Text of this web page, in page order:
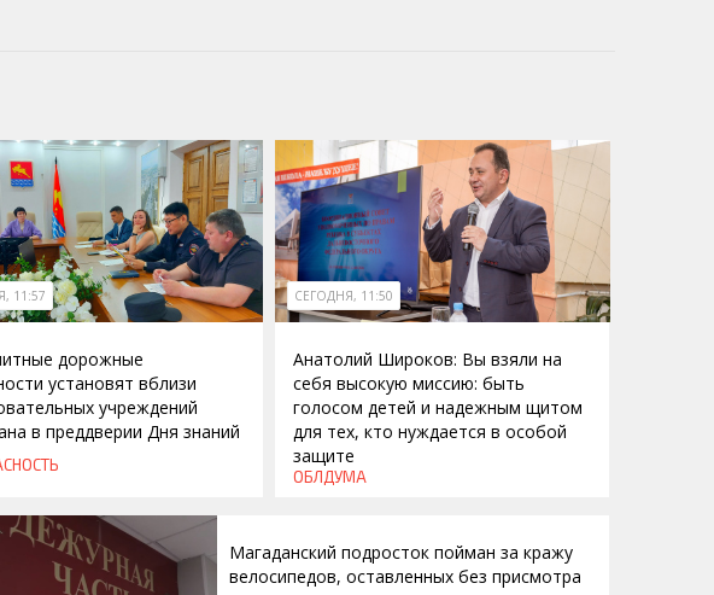
11:57
дорожные
установят вблизи
учреждений
в преддверии Дня знаний
СЕГОДНЯ, 11:50
Анатолий Широков: Вы взяли на
себя высокую миссию: быть
голосом детей и надежным щитом
для тех, кто нуждается в особой
защите
ОБЛДУМА
Магаданский подросток пойман за кражу
велосипедов, оставленных без присмотра